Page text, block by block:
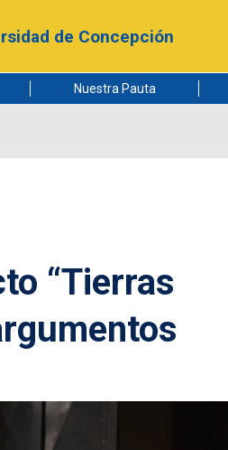
de Concepción
Nuestra Pauta
“Tierras